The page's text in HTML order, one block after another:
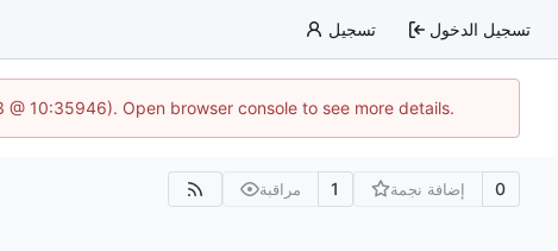
تسجيل تسجيل الدخول
10:35946). Open browser console to see more details.
مراقبة 1 إضافة نجمة 0